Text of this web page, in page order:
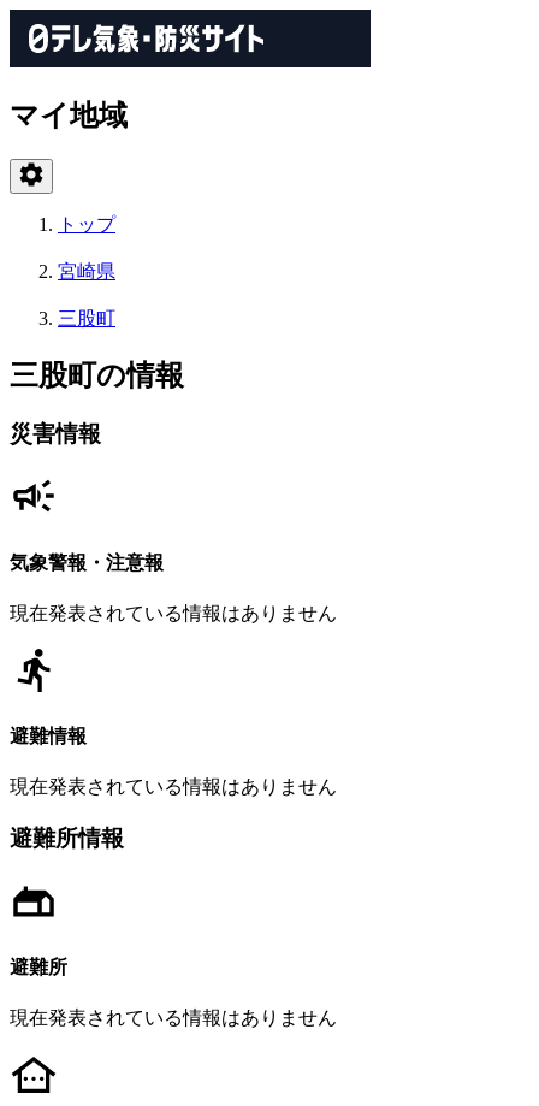
マイ地域
トップ
宮崎県
三股町
三股町の情報
災害情報
気象警報・注意報
現在発表されている情報はありません
避難情報
現在発表されている情報はありません
避難所情報
避難所
現在発表されている情報はありません